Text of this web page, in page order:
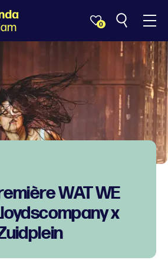
0
WAT WE
x